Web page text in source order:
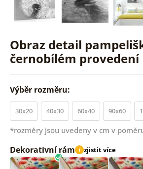
Obraz detail
černobílém provedení
Výběr rozměru:
30x20 40x30 60x40 90x60
*rozměry jsou uvedeny v cm v
Dekorativní rám i zjistit více